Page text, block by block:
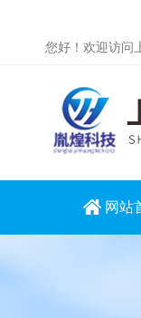
您好！欢迎访问
网站